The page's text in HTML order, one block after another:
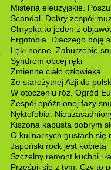
Misteria eleuzyjskie.
Scandal. Dobry zespół
Chrypka to jeden z
Ergofobia. Dlaczego boję
Lęki nocne. Zaburzenie
Syndrom obcej ręki
Zmienne ciało człowieka
Ze starożytnej Azji do
W otoczeniu róż. Ogród
Zespół opóźnionej fazy
Nyktofobia.
Kiszona kapusta dobrym
O kulinarnych gustach się
Japoński rock jest kobietą
Szczelny remont kuchni i
Prześpij się z tym. Czy to